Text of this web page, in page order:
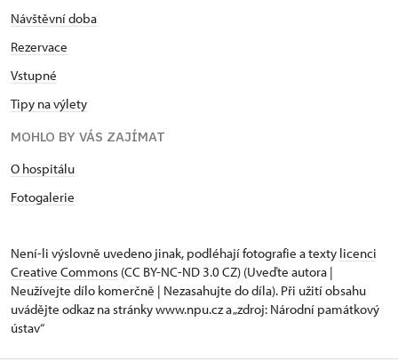
Návštěvní doba
Rezervace
Vstupné
Tipy na výlety
MOHLO BY VÁS ZAJÍMAT
O hospitálu
Fotogalerie
Není-li výslovně uvedeno jinak, podléhají fotografie a texty licenci
Creative Commons (CC BY-NC-ND 3.0 CZ) (Uveďte autora |
Neužívejte dílo komerčně | Nezasahujte do díla). Při užití obsahu
uvádějte odkaz na stránky www.npu.cz a „zdroj: Národní památkový
ústav“